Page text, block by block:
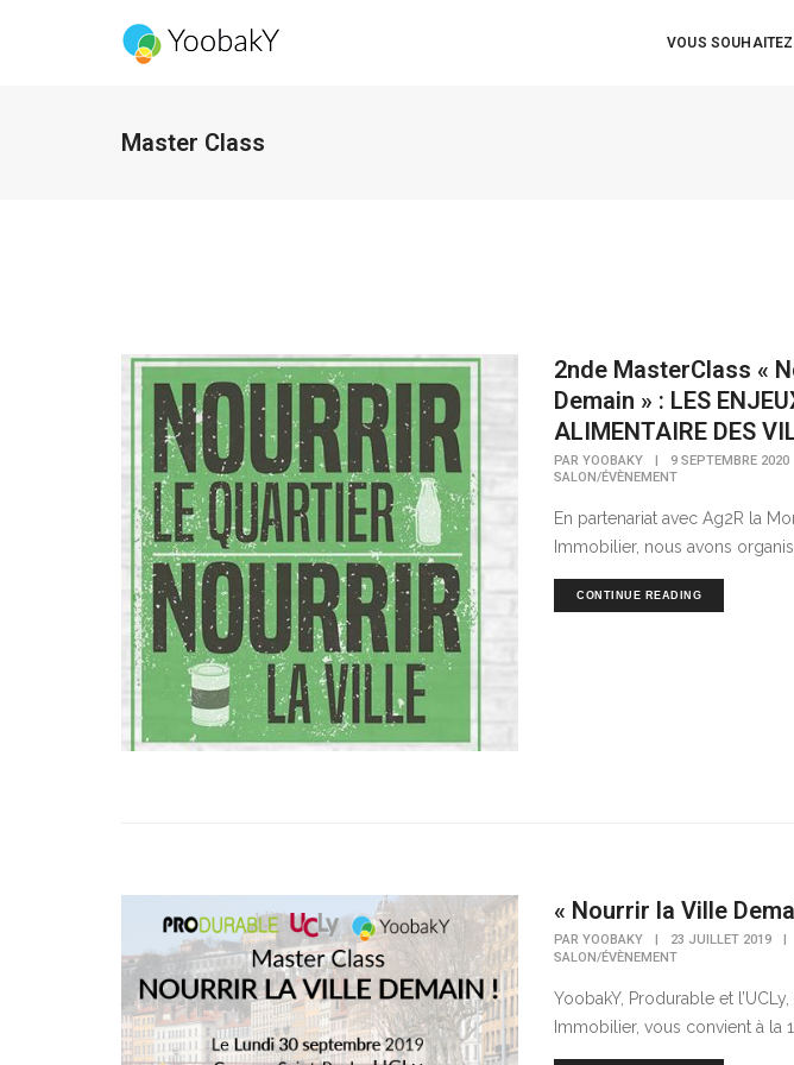
VOUS SOUHAITEZ
Master Class
2nde MasterClass «
Demain » : LES
ALIMENTAIRE DES
PARYOOBAKY 9 SEPTEMBRE 2020
SALON/ÉVÈNEMENT
En partenariat avec Ag2R la
Immobilier, nous avons
CONTINUE READING
« Nourrir la Ville
PARYOOBAKY 23 JUILLET 2019
SALON/ÉVÈNEMENT
YoobakY, Produrable et
Immobilier, vous convient à la